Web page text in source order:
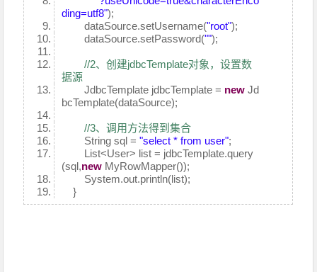
ding=utf8");
dataSource.setUsername("root");
dataSource.setPassword("");
//2、创建jdbcTemplate对象，设置数
据源
JdbcTemplate jdbcTemplate = new Jd
bcTemplate(dataSource);
//3、调用方法得到集合
String sql ="select * from user";
List<User> list = jdbcTemplate.query
(sql,new MyRowMapper());
System.out.println(list);
}